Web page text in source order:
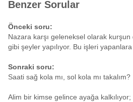
Benzer Sorular
Önceki soru:
Nazara karşı geleneksel olarak
gibi şeyler yapılıyor. Bu işleri
Sonraki soru:
Saati sağ kola mı, sol kola mı takalım?
Alim bir kimse gelince ayağa kalkılıyor;